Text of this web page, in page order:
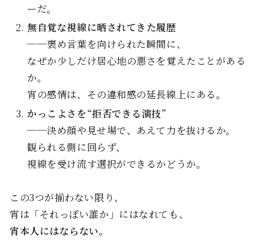
ーだ。
無自覚な視線に晒されてきた履歴
──褒め言葉を向けられた瞬間に、
なぜか少しだけ居心地の悪さを覚えたことがある
か。
宵の感情は、その違和感の延長線上にある。
かっこよさを“拒否できる演技”
──決め顔や見せ場で、あえて力を抜けるか。
観られる側に回らず、
視線を受け流す選択ができるかどうか。
この3つが揃わない限り、
宵は「それっぽい誰か」にはなれても、
宵本人にはならない。